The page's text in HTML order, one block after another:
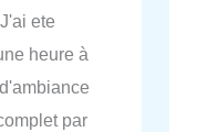
ete
heure à
par